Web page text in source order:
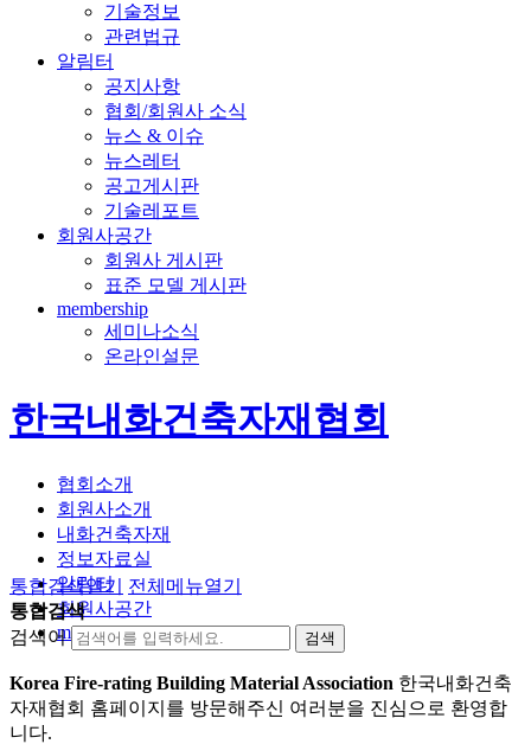
기술정보
관련법규
알림터
공지사항
협회/회원사 소식
뉴스 & 이슈
뉴스레터
공고게시판
기술레포트
회원사공간
회원사 게시판
표준 모델 게시판
membership
세미나소식
온라인설문
한국내화건축자재협회
협회소개
회원사소개
내화건축자재
정보자료실
알림터
회원사공간
membership
통합검색열기 전체메뉴열기
통합검색
검색어
Korea Fire-rating Building Material Association 한국내화건축
자재협회 홈페이지를 방문해주신 여러분을 진심으로 환영합
니다.